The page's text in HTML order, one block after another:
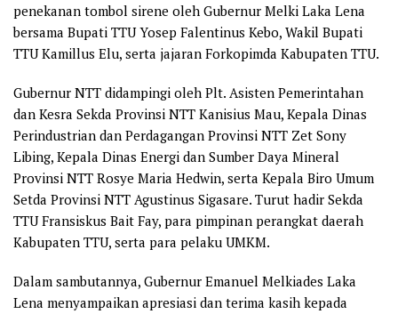
penekanan tombol sirene oleh Gubernur Melki Laka Lena
bersama Bupati TTU Yosep Falentinus Kebo, Wakil Bupati
TTU Kamillus Elu, serta jajaran Forkopimda Kabupaten TTU.
Gubernur NTT didampingi oleh Plt. Asisten Pemerintahan
dan Kesra Sekda Provinsi NTT Kanisius Mau, Kepala Dinas
Perindustrian dan Perdagangan Provinsi NTT Zet Sony
Libing, Kepala Dinas Energi dan Sumber Daya Mineral
Provinsi NTT Rosye Maria Hedwin, serta Kepala Biro Umum
Setda Provinsi NTT Agustinus Sigasare. Turut hadir Sekda
TTU Fransiskus Bait Fay, para pimpinan perangkat daerah
Kabupaten TTU, serta para pelaku UMKM.
Dalam sambutannya, Gubernur Emanuel Melkiades Laka
Lena menyampaikan apresiasi dan terima kasih kepada